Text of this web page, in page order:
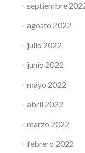
septiembre
agosto 2022
julio 2022
junio 2022
mayo 2022
abril 2022
marzo 2022
febrero 2022